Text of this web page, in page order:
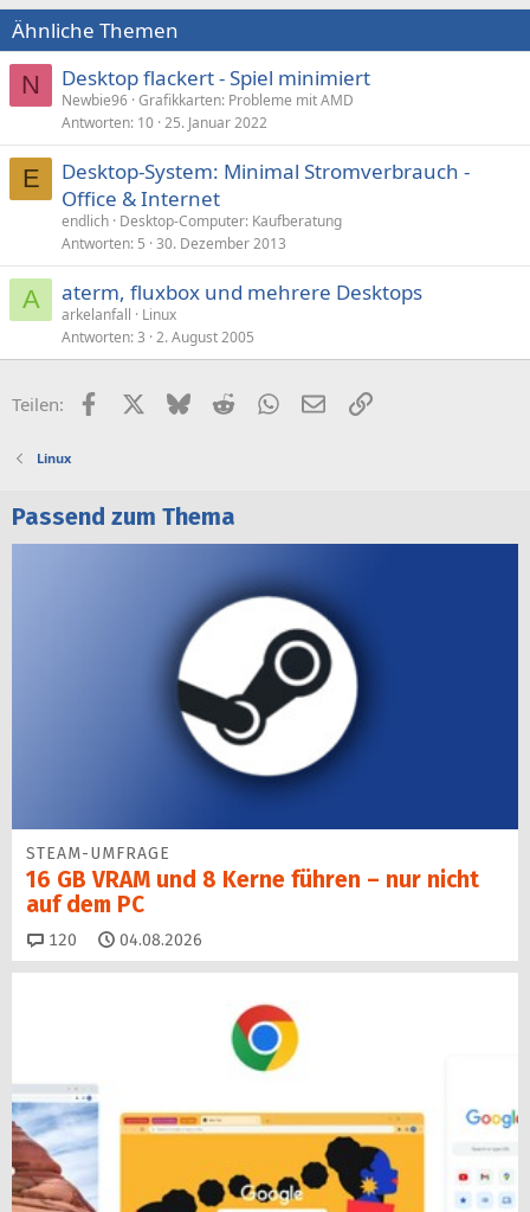
Ähnliche Themen
N Desktop flackert - Spiel minimiert
Newbie96 Grafikkarten: Probleme mit AMD
Antworten 10 25. Januar 2022
E
Desktop-System: Minimal Stromverbrauch -
Office & Internet
endlich Desktop-Computer: Kaufberatung
Antworten 5 30. Dezember 2013
A aterm, fluxbox und mehrere Desktops
arkelanfall
Linux
Antworten 3 2. August 2005
Teilen: FacebookX (Twitter)
BlueskyRedditWhatsApp
E-MailLink
Linux
Passend zum Thema
STEAM-UMFRAGE
16 GB VRAM und 8 Kerne führen – nur nicht
auf dem PC
120 Kommentare
04.08.2026